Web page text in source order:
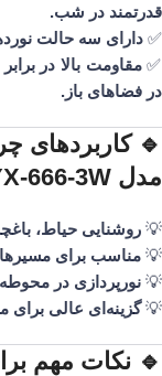
قدرتمند در شب.
✅ دارای سه حالت
✅مقاومت بالا در
در فضاهای باز.
🔹 کاربردهای
مدل YX-666-3W:
💡 روشنایی حیاط،
💡 مناسب برای
💡 نورپردازی در
💡گزینه‌ای عالی
🔹 نکات مهم